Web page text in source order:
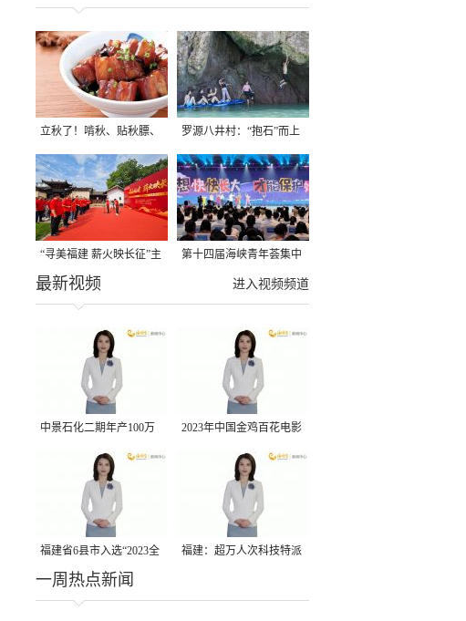
立秋了！啃秋、贴秋膘、
晒秋，福建人这样过才够
味→
罗源八井村：“抱石”而上
“寻美福建 薪火映长征”主
题活动在龙岩长汀启动
第十四届海峡青年荟集中
阶段活动在福州举行
进入视频频道
最新视频
中景石化二期年产100万
吨丙烷脱氢项目建成中交
2023年中国金鸡百花电影
节有福电影巡展31日启动
福建省6县市入选“2023全
国县域发展潜力百强县”
福建：超万人次科技特派
一周热点新闻